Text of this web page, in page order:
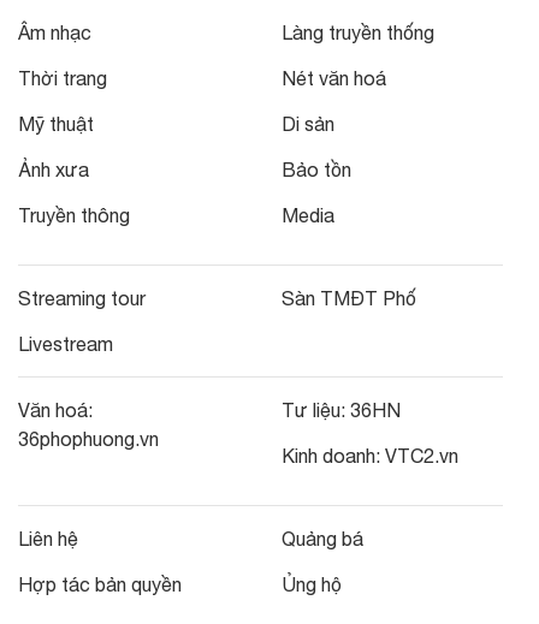
Âm nhạc
Thời trang
Mỹ thuật
Ảnh xưa
Truyền thông
Làng truyền thống
Nét văn hoá
Di sản
Bảo tồn
Media
Streaming tour
Livestream
Sàn TMĐT Phố
Văn hoá:
36phophuong.vn
Tư liệu: 36HN
Kinh doanh: VTC2.vn
Liên hệ
Hợp tác bản quyền
Quảng bá
Ủng hộ